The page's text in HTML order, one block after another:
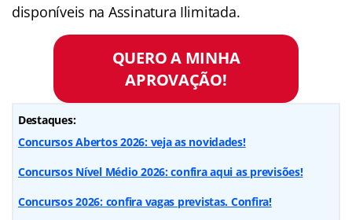
disponíveis na Assinatura Ilimitada.
QUERO A MINHA
APROVAÇÃO!
Destaques:
Concursos Abertos 2026: veja as novidades!
Concursos Nível Médio 2026: confira aqui as previsões!
Concursos 2026: confira vagas previstas. Confira!